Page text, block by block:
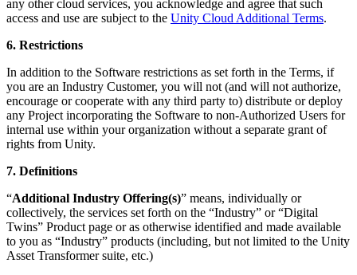
any other cloud services, you acknowledge and agree that such
access and use are subject to the Unity Cloud Additional Terms.
6. Restrictions
In addition to the Software restrictions as set forth in the Terms, if
you are an Industry Customer, you will not (and will not authorize,
encourage or cooperate with any third party to) distribute or deploy
any Project incorporating the Software to non-Authorized Users for
internal use within your organization without a separate grant of
rights from Unity.
7. Definitions
“Additional Industry Offering(s)” means, individually or
collectively, the services set forth on the “Industry” or “Digital
Twins” Product page or as otherwise identified and made available
to you as “Industry” products (including, but not limited to the Unity
Asset Transformer suite, etc.)